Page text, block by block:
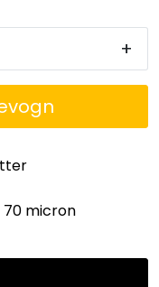
+
70 micron